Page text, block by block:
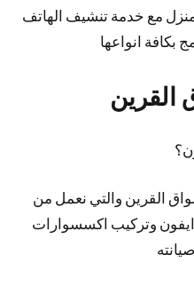
مع خدمة تنشيف الهاتف
بكافة انواعها
القرين
القرين والتي نعمل من
ايفون وتركيب اكسسوارات